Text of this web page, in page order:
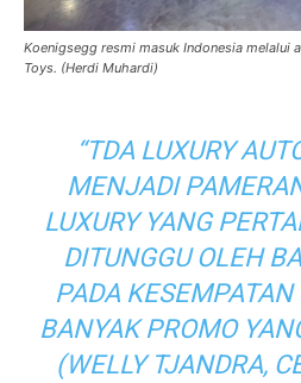
Koenigsegg resmi masuk Indonesia melalui
Toys. (Herdi Muhardi)
“TDA LUXURY
MENJADI
LUXURYYANG
DITUNGGU OLEH
PADA
BANYAK PROMO
(WELLY TJANDRA,